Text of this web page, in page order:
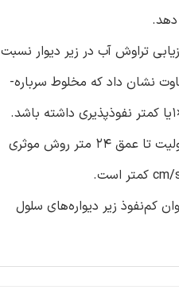
تراوش آب در زیر دیوار نسبت
عمق‌شان بین ۲۰ تا ۲۴ متر بود. آزمایش ۵ مخلوط خاک متفاوت نشان داد که مخلوط سرباره-
سیمان-سپیولیت-خاک برای مصارف میدانی مخلوط بهینه‌ای است که می‌تواند در محیط نمک دار به اندازة ۶-۱۰×۱یا کمتر نفوذپذیری داشته باشد.
همانطور که ثابت شده است، روش TRD برای ساخت سلول‌ها جهت ساخت دیواری همگن از مخلوط خاک و سپیولیت تا عمق ۲۴ متر روش موثری
کم‌نفوذ زیر دیواره‌های سلول